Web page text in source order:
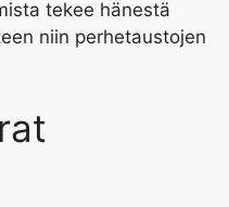
tekee hänestä
niin perhetaustojen